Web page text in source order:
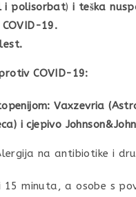
i polisorbat)i teška
19.
COVID-19:
Vaxzevria
i cjepivo
na antibiotike i
minuta, a osobe s